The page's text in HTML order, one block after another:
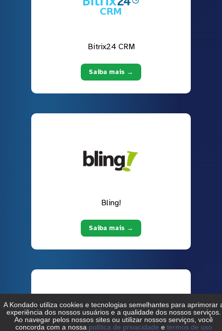
Bitrix24 CRM
Saiba mais →
Bling!
Saiba mais →